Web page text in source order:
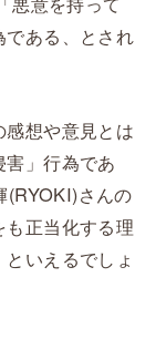
ある、とされ
想や意見とは
」行為であ
(RYOKI)さんの
正当化する理
いえるでしょ